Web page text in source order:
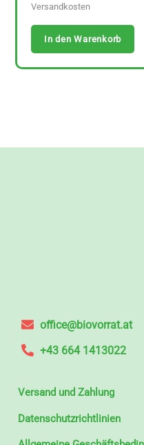
Versandkosten
In den Warenkorb
office@biovorrat.at
+43 664 1413022
Versand und Zahlung
Datenschutzrichtlinien